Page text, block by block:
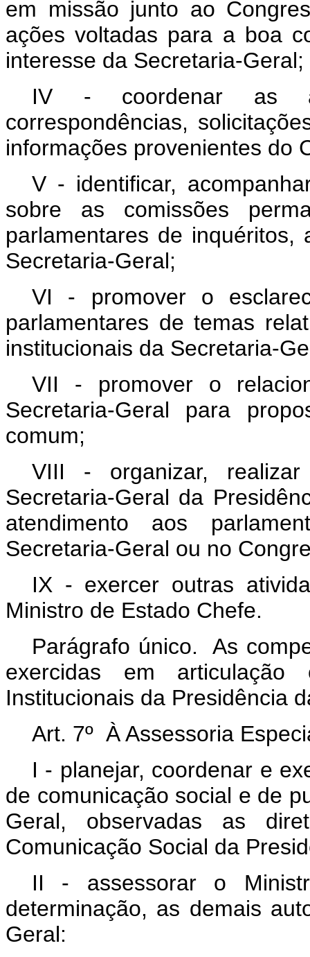
em missão junto ao
ações voltadas para a boa
interesse da Secretaria-Geral;
IV - coordenar as
correspondências,
informações provenientes do
V - identificar,
sobre as comissões
parlamentares de
Secretaria-Geral;
VI - promover o
parlamentares de temas
institucionais da Secretaria-
VII - promover o
Secretaria-Geral para
comum;
VIII - organizar,
Secretaria-Geral da
atendimento aos
Secretaria-Geral ou no
IX - exercer outras
Ministro de Estado Chefe.
Parágrafo único. As
exercidas em
Institucionais da Presidência
Art. 7º À Assessoria
I - planejar, coordenar e
de comunicação social e de
Geral, observadas as
Comunicação Social da
II - assessorar o
determinação, as demais
Geral: